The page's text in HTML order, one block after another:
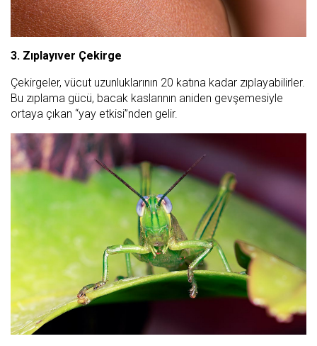
3. Zıplayıver Çekirge
Çekirgeler, vücut uzunluklarının 20 katına kadar zıplayabilirler.
Bu zıplama gücü, bacak kaslarının aniden gevşemesiyle
ortaya çıkan “yay etkisi”nden gelir.